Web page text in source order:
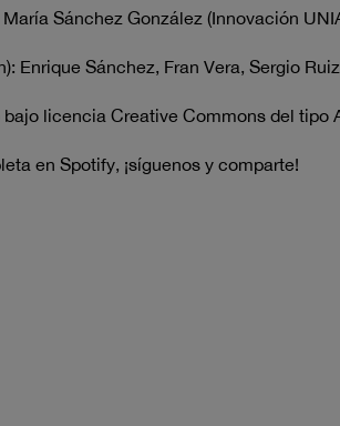
Sánchez González (Innovación
Enrique Sánchez, Fran Vera, Sergio
licencia Creative Commons del
en Spotify, ¡síguenos y comparte!